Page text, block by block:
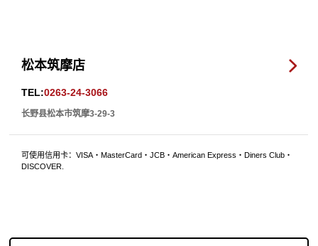
松本筑摩店
TEL:0263-24-3066
长野县松本市筑摩3-29-3
可使用信用卡：VISA・MasterCard・JCB・American Express・Diners Club・
DISCOVER.